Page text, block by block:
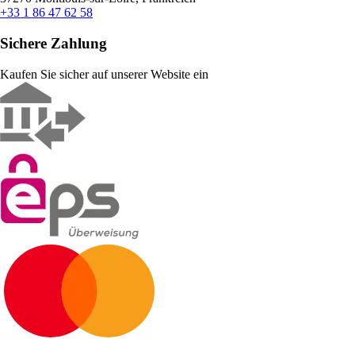
+33 1 86 47 62 58
Sichere Zahlung
Kaufen Sie sicher auf unserer Website ein